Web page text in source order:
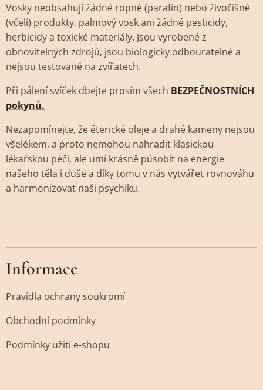
Vosky neobsahují žádné ropné (parafín) nebo živočišné
(včelí) produkty, palmový vosk ani žádné pesticidy,
herbicidy a toxické materiály. Jsou vyrobené z
obnovitelných zdrojů, jsou biologicky odbouratelné a
nejsou testované na zvířatech.
Při pálení svíček dbejte prosím všech BEZPEČNOSTNÍCH
pokynů.
Nezapomínejte, že éterické oleje a drahé kameny nejsou
všelékem, a proto nemohou nahradit klasickou
lékařskou péči, ale umí krásně působit na energie
našeho těla i duše a díky tomu v nás vytvářet rovnováhu
a harmonizovat naši psychiku.
Informace
Pravidla ochrany soukromí
Obchodní podmínky
Podmínky užití e-shopu